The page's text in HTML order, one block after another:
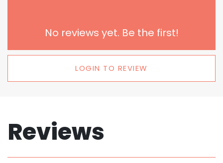
No reviews yet. Be the first!
LOGIN TO REVIEW
Reviews